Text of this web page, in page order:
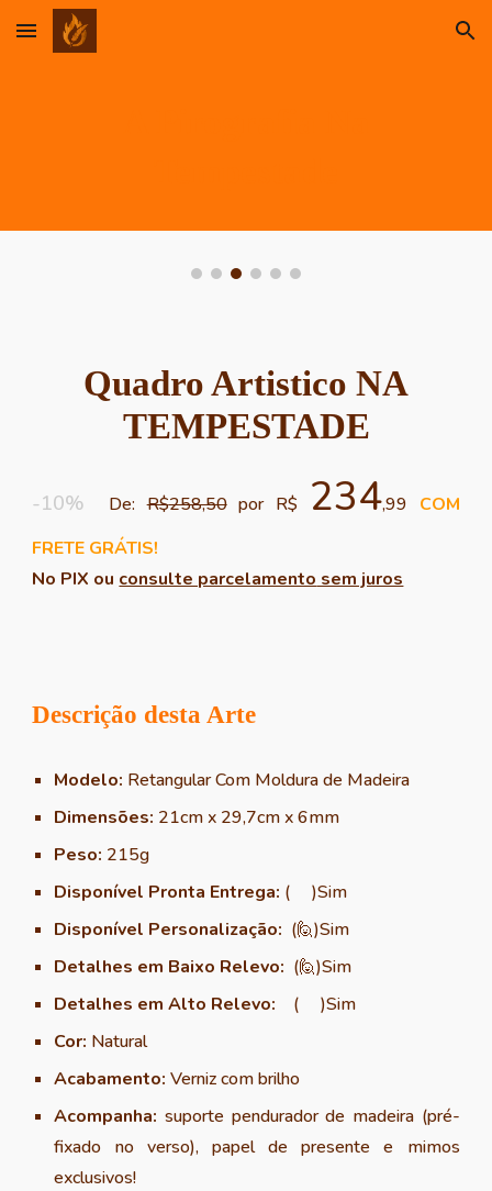
Skip to main content Skip to navigation
Quadro Artistico NA
TEMPESTADE
-10% De:R$258,50por R$ 234,99 COM
FRETE GRÁTIS!
No PIX ou consulte parcelamento sem juros
Descrição desta Arte
Modelo: Retangular Com Moldura de Madeira
Dimensões: 21cm x 29,7cm x6mm
Peso: 215g
Disponível Pronta Entrega: ( )Sim
Disponível Personalização: (🙋)Sim
Detalhes em Baixo Relevo: (🙋)Sim
Detalhes em Alto Relevo: ( )Sim
Cor: Natural
Acabamento: Verniz com brilho
Acompanha:suporte pendurador de madeira (pré-
fixado no verso), papel de presente e mimos
exclusivos!